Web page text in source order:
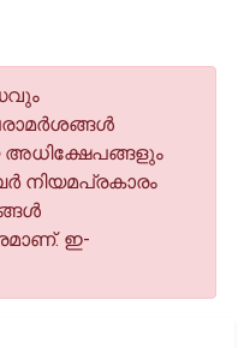
അധിക്ഷേപങ്ങളും
ഇ-